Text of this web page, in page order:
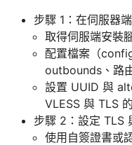
步驟 1：在伺服器
取得伺服端安裝
配置檔案（
outbounds、路
設置 UUID 與
VLESS 與 TLS
步驟 2：設定 TLS
使用自簽證書或